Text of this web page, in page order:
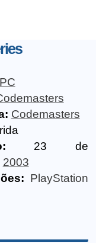
PC
Codemasters
23 de
2003
PlayStation